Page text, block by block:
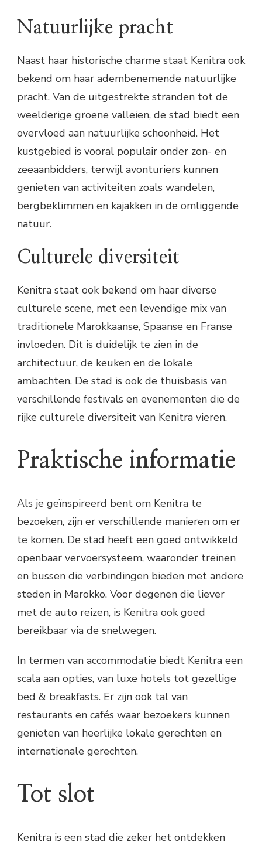
Natuurlijke pracht
Naast haar historische charme staat Kenitra ook
bekend om haar adembenemende natuurlijke
pracht. Van de uitgestrekte stranden tot de
weelderige groene valleien, de stad biedt een
overvloed aan natuurlijke schoonheid. Het
kustgebied is vooral populair onder zon- en
zeeaanbidders, terwijl avonturiers kunnen
genieten van activiteiten zoals wandelen,
bergbeklimmen en kajakken in de omliggende
natuur.
Culturele diversiteit
Kenitra staat ook bekend om haar diverse
culturele scene, met een levendige mix van
traditionele Marokkaanse, Spaanse en Franse
invloeden. Dit is duidelijk te zien in de
architectuur, de keuken en de lokale
ambachten. De stad is ook de thuisbasis van
verschillende festivals en evenementen die de
rijke culturele diversiteit van Kenitra vieren.
Praktische informatie
Als je geïnspireerd bent om Kenitra te
bezoeken, zijn er verschillende manieren om er
te komen. De stad heeft een goed ontwikkeld
openbaar vervoersysteem, waaronder treinen
en bussen die verbindingen bieden met andere
steden in Marokko. Voor degenen die liever
met de auto reizen, is Kenitra ook goed
bereikbaar via de snelwegen.
In termen van accommodatie biedt Kenitra een
scala aan opties, van luxe hotels tot gezellige
bed & breakfasts. Er zijn ook tal van
restaurants en cafés waar bezoekers kunnen
genieten van heerlijke lokale gerechten en
internationale gerechten.
Tot slot
Kenitra is een stad die zeker het ontdekken